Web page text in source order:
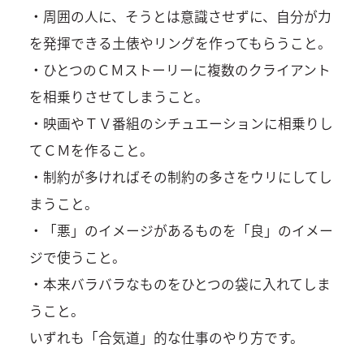
・周囲の人に、そうとは意識させずに、自分が力
を発揮できる土俵やリングを作ってもらうこと。
・ひとつのＣＭストーリーに複数のクライアント
を相乗りさせてしまうこと。
・映画やＴＶ番組のシチュエーションに相乗りし
てＣＭを作ること。
・制約が多ければその制約の多さをウリにしてし
まうこと。
・「悪」のイメージがあるものを「良」のイメー
ジで使うこと。
・本来バラバラなものをひとつの袋に入れてしま
うこと。
いずれも「合気道」的な仕事のやり方です。